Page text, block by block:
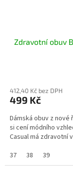
Zdravotní obuv
412,40 Kč bez DPH
499 Kč
Dámská obuv z
si cení módního
Casual má zdravotní
37
38 39